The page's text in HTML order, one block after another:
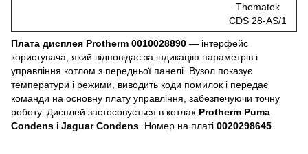
Thematek
CDS 28-AS/1
Плата дисплея Protherm 0010028890 — інтерфейс
користувача, який відповідає за індикацію параметрів і
управління котлом з передньої панелі. Вузол показує
температури і режими, виводить коди помилок і передає
команди на основну плату управління, забезпечуючи точну
роботу. Дисплей застосовується в котлах Protherm Puma
Condens і Jaguar Condens . Номер на платі 0020298645